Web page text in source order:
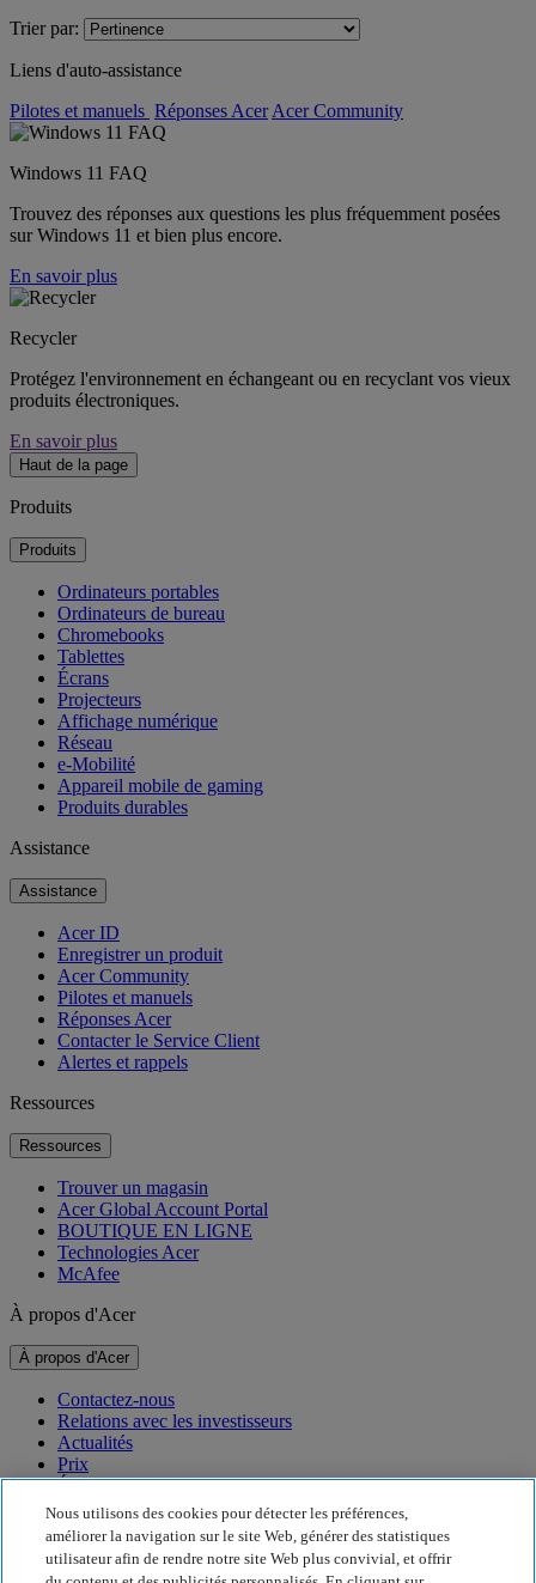
Trier par:
Liens d'auto-assistance
Pilotes et manuels Réponses Acer Acer Community
Windows 11 FAQ
Trouvez des réponses aux questions les plus fréquemment posées
sur Windows 11 et bien plus encore.
En savoir plus
Recycler
Protégez l'environnement en échangeant ou en recyclant vos vieux
produits électroniques.
En savoir plus
Haut de la page
Produits
Produits
Ordinateurs portables
Ordinateurs de bureau
Chromebooks
Tablettes
Écrans
Projecteurs
Affichage numérique
Réseau
e-Mobilité
Appareil mobile de gaming
Produits durables
Assistance
Assistance
Acer ID
Enregistrer un produit
Acer Community
Pilotes et manuels
Réponses Acer
Contacter le Service Client
Alertes et rappels
Ressources
Ressources
Trouver un magasin
Acer Global Account Portal
BOUTIQUE EN LIGNE
Technologies Acer
McAfee
À propos d'Acer
À propos d'Acer
Contactez-nous
Relations avec les investisseurs
Actualités
Prix
Événements
Développement durable
Développement durable
Nous utilisons des cookies pour détecter les préférences,
améliorer la navigation sur le site Web, générer des statistiques
utilisateur afin de rendre notre site Web plus convivial, et offrir